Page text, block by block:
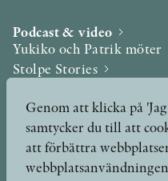
Podcast & video
Yukiko och Patrik möter
Stolpe Stories
Utmärkelser & Format
Utmärkelser
Övriga format
Genom att klicka på
samtycker du till att
att förbättra